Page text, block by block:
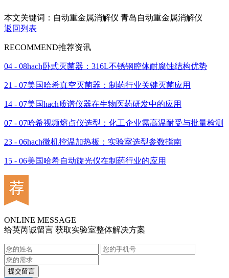
本文关键词：自动重金属消解仪 青岛自动重金属消解仪
返回列表
RECOMMEND推荐资讯
04 - 08hach卧式灭菌器：316L不锈钢腔体耐腐蚀结构优势
21 - 07美国哈希真空灭菌器：制药行业关键灭菌应用
14 - 07美国hach质谱仪器在生物医药研发中的应用
07 - 07哈希视频熔点仪选型：化工企业需高温耐受与批量检测
23 - 06hach微机控温加热板：实验室选型参数指南
15 - 06美国哈希自动旋光仪在制药行业的应用
ONLINE MESSAGE
给英芮诚留言 获取实验室整体解决方案